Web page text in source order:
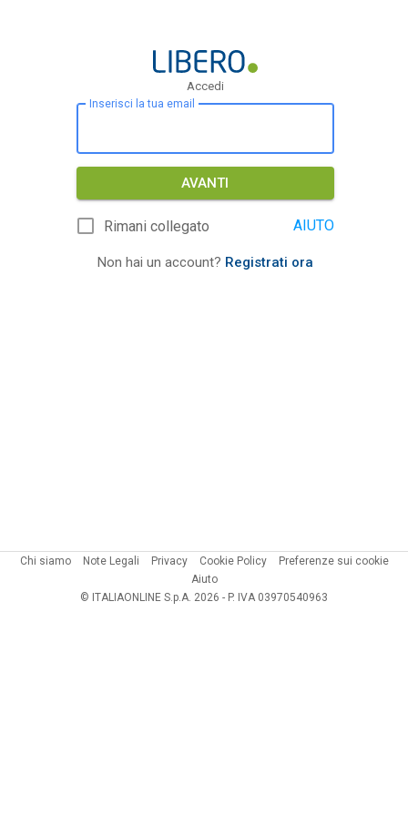
Accedi
Inserisci la tua email
AVANTI
Rimani collegato AIUTO
Non hai un account? Registrati ora
Chi siamo Note Legali Privacy Cookie Policy
Preferenze sui cookie
Aiuto
© ITALIAONLINE S.p.A. 2026 - P. IVA 03970540963